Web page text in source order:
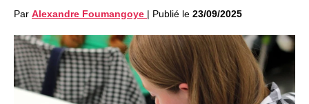
Par Alexandre Foumangoye | Publié le 23/09/2025